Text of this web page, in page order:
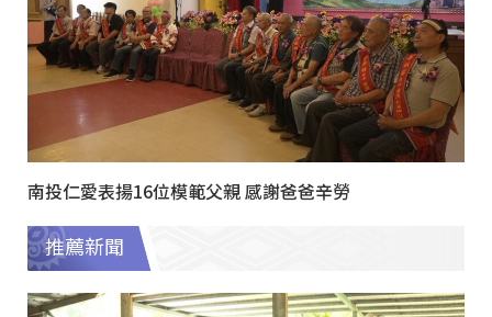
南投仁愛表揚16位模範父親 感謝爸爸辛勞
推薦新聞